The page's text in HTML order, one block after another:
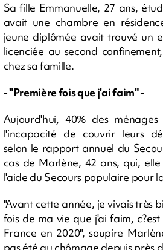
Sa fille Emmanuelle, 27 ans,
avait une chambre en
jeune diplômée avait trouvé un
licenciée au second
chez sa famille.
- "Première fois que j'ai faim" -
Aujourd'hui, 40% des
l'incapacité de couvrir leurs
selon le rapport annuel du
cas de Marlène, 42 ans, qui,
l'aide du Secours populaire pour
"Avant cette année, je vivais très
fois de ma vie que j'ai faim,
France en 2020", soupire